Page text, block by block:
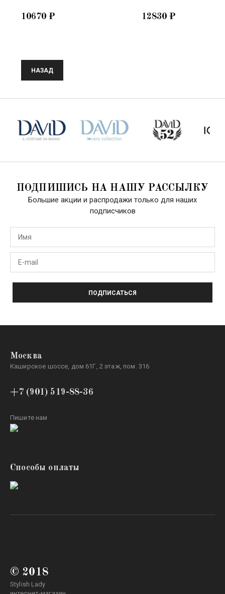
10670 ₽ 12830 ₽
НАЗАД
ПОДПИШИСЬ НА НАШУ РАССЫЛКУ
Большие акции и распродажи только для наших
подписчиков
ПОДПИСАТЬСЯ
Москва
Каширское шоссе, дом 61Г, 2 этаж, пом. 316
+7 (901) 519-88-36
Пишите нам
Способы оплаты
© 2018
Stylish Lady